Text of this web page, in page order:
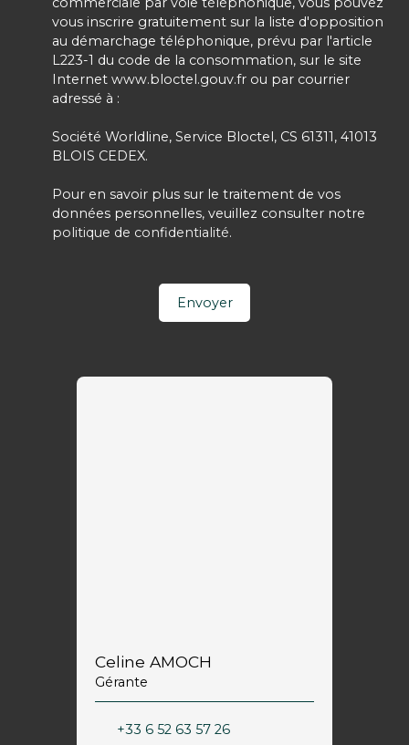
vous inscrire gratuitement sur la liste d'opposition
au démarchage téléphonique, prévu par l'article
L223-1 du code de la consommation, sur le site
Internet www.bloctel.gouv.fr ou par courrier
adressé à :
Société Worldline, Service Bloctel, CS 61311, 41013
BLOIS CEDEX.
Pour en savoir plus sur le traitement de vos
données personnelles, veuillez consulter notre
politique de confidentialité.
Envoyer
Celine AMOCH
Gérante
+33 6 52 63 57 26